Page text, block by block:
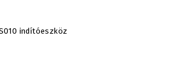
indítóeszköz